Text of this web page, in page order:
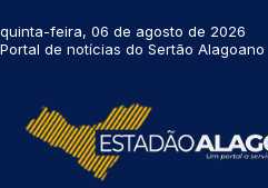
quinta-feira, 06 de agosto de 2026
Portal de notícias do Sertão Alagoano